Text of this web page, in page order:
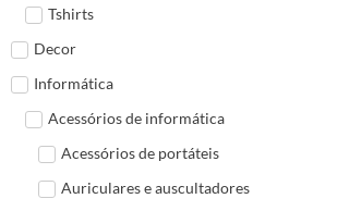
Tshirts
Decor
Informática
Acessórios de informática
Acessórios de portáteis
Auriculares e auscultadores